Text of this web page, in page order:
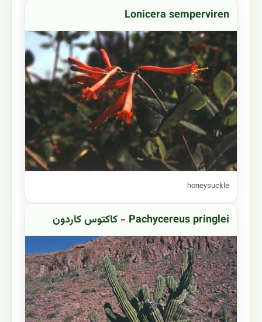
Lonicera semperviren
honeysuckle
Pachycereus pringlei - کاکتوس کاردون